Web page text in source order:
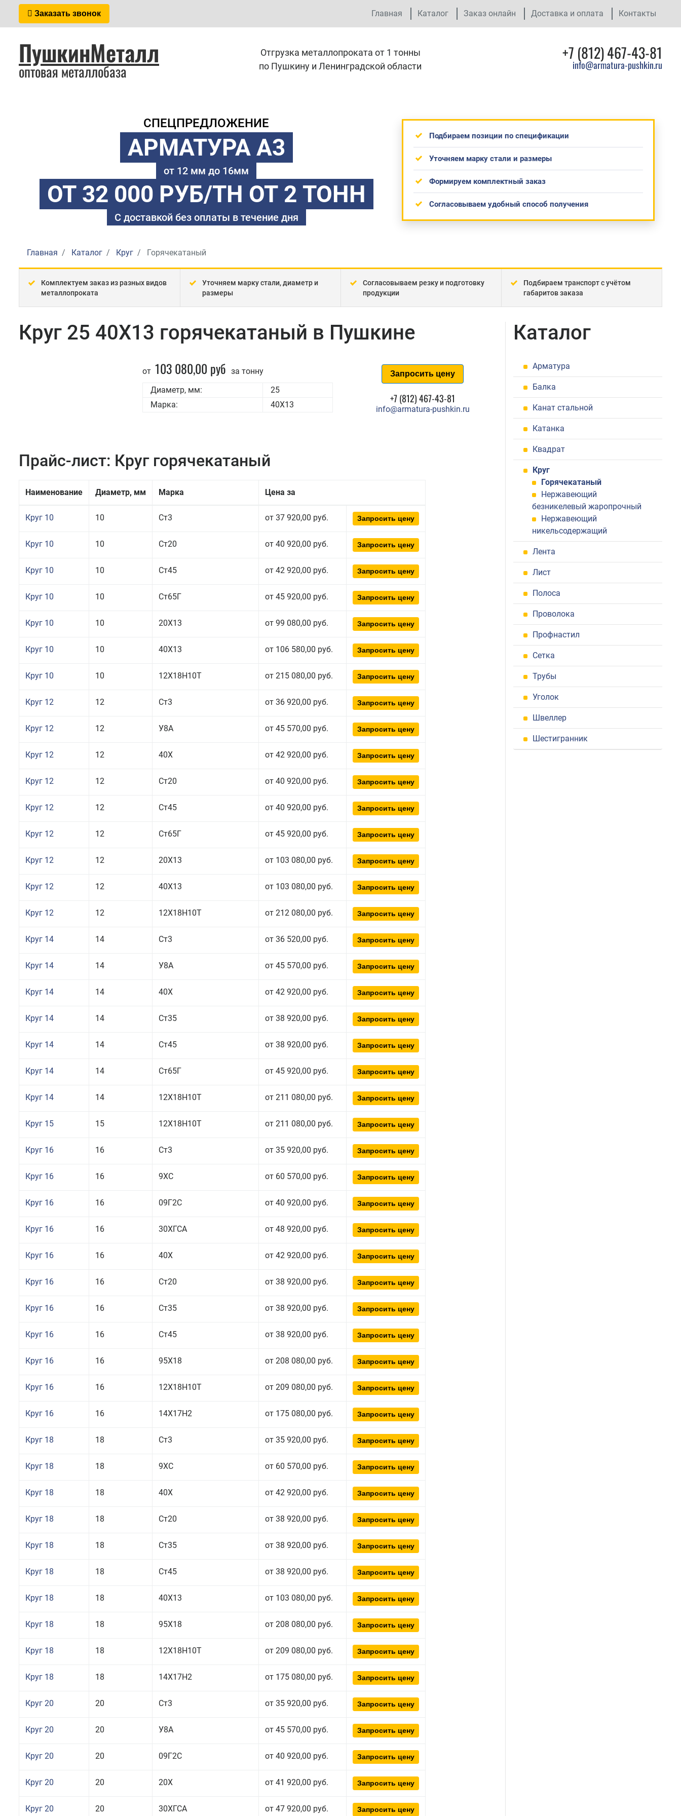
Заказать звонок Главная Каталог Заказ онлайн Доставка и оплата Контакты
ПушкинМеталл
оптовая металлобаза
Отгрузка металлопроката от 1 тонны
по Пушкину и Ленинградской области
+7 (812) 467-43-81
info@armatura-pushkin.ru
СПЕЦПРЕДЛОЖЕНИЕ
АРМАТУРА А3
от 12 мм до 16мм
ОТ 32 000 РУБ/ТН ОТ 2 ТОНН
С доставкой без оплаты в течение дня
Подбираем позиции по спецификации
Уточняем марку стали и размеры
Формируем комплектный заказ
Согласовываем удобный способ получения
Главная Каталог Круг Горячекатаный
Комплектуем заказ из разных видов
металлопроката
Уточняем марку стали, диаметр и
размеры
Согласовываем резку и подготовку
продукции
Подбираем транспорт с учётом
габаритов заказа
Круг 25 40Х13 горячекатаный в Пушкине
от 103 080,00 руб за тонну
Диаметр, мм:
25
Марка:
40Х13
Запросить цену
+7 (812) 467-43-81
info@armatura-pushkin.ru
Прайс-лист: Круг горячекатаный
Наименование Диаметр, мм Марка Цена за
Круг 10 10 Ст3 от 37 920,00 руб. Запросить цену
Круг 10 10 Ст20 от 40 920,00 руб. Запросить цену
Круг 10 10 Ст45 от 42 920,00 руб. Запросить цену
Круг 10 10 Ст65Г от 45 920,00 руб. Запросить цену
Круг 10 10 20Х13 от 99 080,00 руб. Запросить цену
Круг 10 10 40Х13 от 106 580,00 руб. Запросить цену
Круг 10 10 12Х18Н10Т от 215 080,00 руб. Запросить цену
Круг 12 12 Ст3 от 36 920,00 руб. Запросить цену
Круг 12 12 У8А от 45 570,00 руб. Запросить цену
Круг 12 12 40Х от 42 920,00 руб. Запросить цену
Круг 12 12 Ст20 от 40 920,00 руб. Запросить цену
Круг 12 12 Ст45 от 40 920,00 руб. Запросить цену
Круг 12 12 Ст65Г от 45 920,00 руб. Запросить цену
Круг 12 12 20Х13 от 103 080,00 руб. Запросить цену
Круг 12 12 40Х13 от 103 080,00 руб. Запросить цену
Круг 12 12 12Х18Н10Т от 212 080,00 руб. Запросить цену
Круг 14 14 Ст3 от 36 520,00 руб. Запросить цену
Круг 14 14 У8А от 45 570,00 руб. Запросить цену
Круг 14 14 40Х от 42 920,00 руб. Запросить цену
Круг 14 14 Ст35 от 38 920,00 руб. Запросить цену
Круг 14 14 Ст45 от 38 920,00 руб. Запросить цену
Круг 14 14 Ст65Г от 45 920,00 руб. Запросить цену
Круг 14 14 12Х18Н10Т от 211 080,00 руб. Запросить цену
Круг 15 15 12Х18Н10Т от 211 080,00 руб. Запросить цену
Круг 16 16 Ст3 от 35 920,00 руб. Запросить цену
Круг 16 16 9ХС от 60 570,00 руб. Запросить цену
Круг 16 16 09Г2С от 40 920,00 руб. Запросить цену
Круг 16 16 30ХГСА от 48 920,00 руб. Запросить цену
Круг 16 16 40Х от 42 920,00 руб. Запросить цену
Круг 16 16 Ст20 от 38 920,00 руб. Запросить цену
Круг 16 16 Ст35 от 38 920,00 руб. Запросить цену
Круг 16 16 Ст45 от 38 920,00 руб. Запросить цену
Круг 16 16 95Х18 от 208 080,00 руб. Запросить цену
Круг 16 16 12Х18Н10Т от 209 080,00 руб. Запросить цену
Круг 16 16 14Х17Н2 от 175 080,00 руб. Запросить цену
Круг 18 18 Ст3 от 35 920,00 руб. Запросить цену
Круг 18 18 9ХС от 60 570,00 руб. Запросить цену
Круг 18 18 40Х от 42 920,00 руб. Запросить цену
Круг 18 18 Ст20 от 38 920,00 руб. Запросить цену
Круг 18 18 Ст35 от 38 920,00 руб. Запросить цену
Круг 18 18 Ст45 от 38 920,00 руб. Запросить цену
Круг 18 18 40Х13 от 103 080,00 руб. Запросить цену
Круг 18 18 95Х18 от 208 080,00 руб. Запросить цену
Круг 18 18 12Х18Н10Т от 209 080,00 руб. Запросить цену
Круг 18 18 14Х17Н2 от 175 080,00 руб. Запросить цену
Круг 20 20 Ст3 от 35 920,00 руб. Запросить цену
Круг 20 20 У8А от 45 570,00 руб. Запросить цену
Круг 20 20 09Г2С от 40 920,00 руб. Запросить цену
Круг 20 20 20Х от 41 920,00 руб. Запросить цену
Круг 20 20 30ХГСА от 47 920,00 руб. Запросить цену
Каталог
Арматура
Балка
Канат стальной
Катанка
Квадрат
Круг
Горячекатаный
Нержавеющий
безникелевый жаропрочный
Нержавеющий
никельсодержащий
Лента
Лист
Полоса
Проволока
Профнастил
Сетка
Трубы
Уголок
Швеллер
Шестигранник